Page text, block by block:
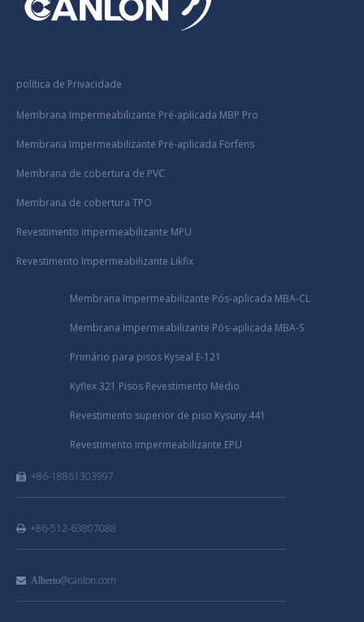
política de Privacidade
Membrana Impermeabilizante Pré-aplicada MBP Pro
Membrana Impermeabilizante Pré-aplicada Forfens
Membrana de cobertura de PVC
Membrana de cobertura TPO
Revestimento impermeabilizante MPU
Revestimento Impermeabilizante Likfix
Membrana Impermeabilizante Pós-aplicada MBA-CL
Membrana Impermeabilizante Pós-aplicada MBA-S
Primário para pisos Kyseal E-121
Kyflex 321 Pisos Revestimento Médio
Revestimento superior de piso Kysuny 441
Revestimento impermeabilizante EPU
 +86-18861303997
+86-512-63807088
 Alberto@canlon.com